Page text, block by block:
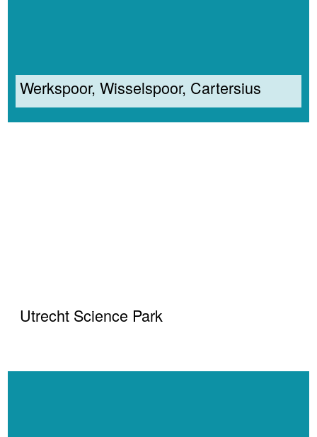
Werkspoor, Wisselspoor, Cartersius
Utrecht Science Park